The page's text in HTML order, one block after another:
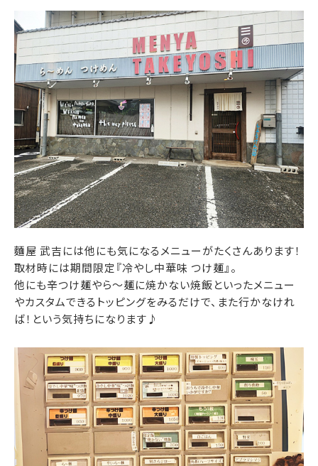
麵屋 武吉には他にも気になるメニューがたくさんあります！
取材時には期間限定『冷やし中華味 つけ麺』。
他にも辛つけ麺やら～麺に焼かない焼飯といったメニュー
やカスタムできるトッピングをみるだけで、また行かなけれ
ば！という気持ちになります♪